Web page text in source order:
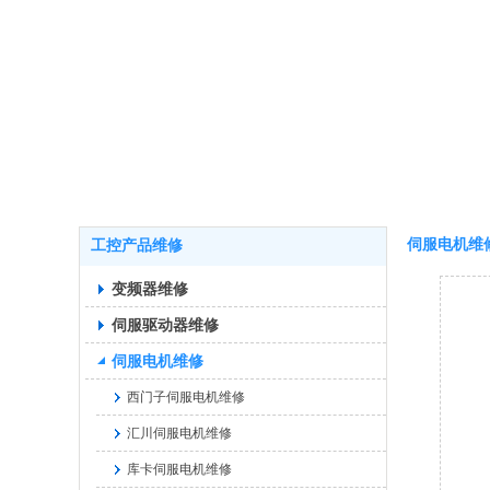
工控产品维修
变频器维修
伺服驱动器维修
伺服电机维修
西门子伺服电机维修
汇川伺服电机维修
库卡伺服电机维修
伺服电机维